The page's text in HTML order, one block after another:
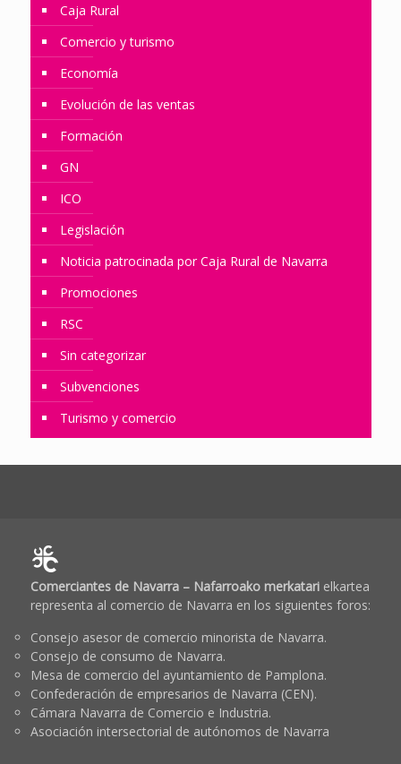
Caja Rural
Comercio y turismo
Economía
Evolución de las ventas
Formación
GN
ICO
Legislación
Noticia patrocinada por Caja Rural de Navarra
Promociones
RSC
Sin categorizar
Subvenciones
Turismo y comercio
Comerciantes de Navarra – Nafarroako merkatarielkartea
representa al comercio de Navarra en los siguientes foros:
Consejo asesor de comercio minorista de Navarra.
Consejo de consumo de Navarra.
Mesa de comercio del ayuntamiento de Pamplona.
Confederación de empresarios de Navarra (CEN).
Cámara Navarra de Comercio e Industria.
Asociación intersectorial de autónomos de Navarra